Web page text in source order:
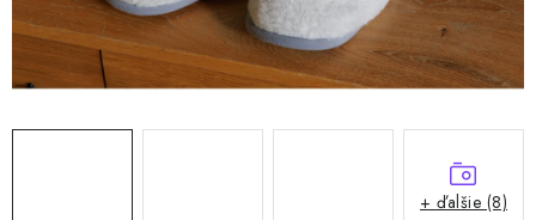
+ ďalšie (8)